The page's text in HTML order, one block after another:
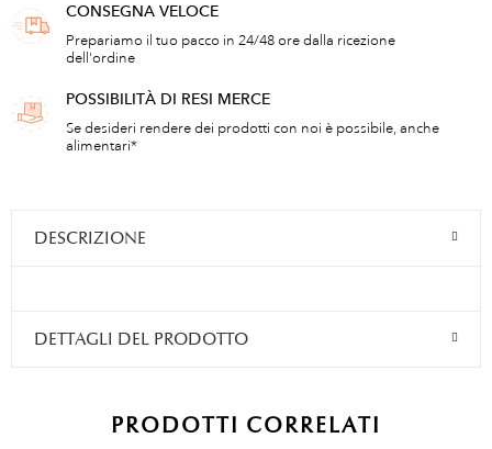
CONSEGNA VELOCE
Prepariamo il tuo pacco in 24/48 ore dalla ricezione
dell'ordine
POSSIBILITÀ DI RESI MERCE
Se desideri rendere dei prodotti con noi è possibile, anche
alimentari*
DESCRIZIONE
DETTAGLI DEL PRODOTTO
PRODOTTI CORRELATI